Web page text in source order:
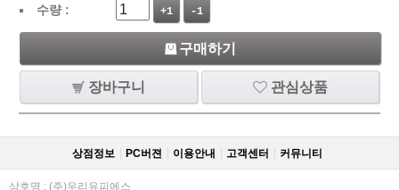
수량 :
+1 -1
구매하기
장바구니 관심상품
상점정보 PC버젼 이용안내 고객센터 커뮤니티
상호명 : (주)우리유피에스